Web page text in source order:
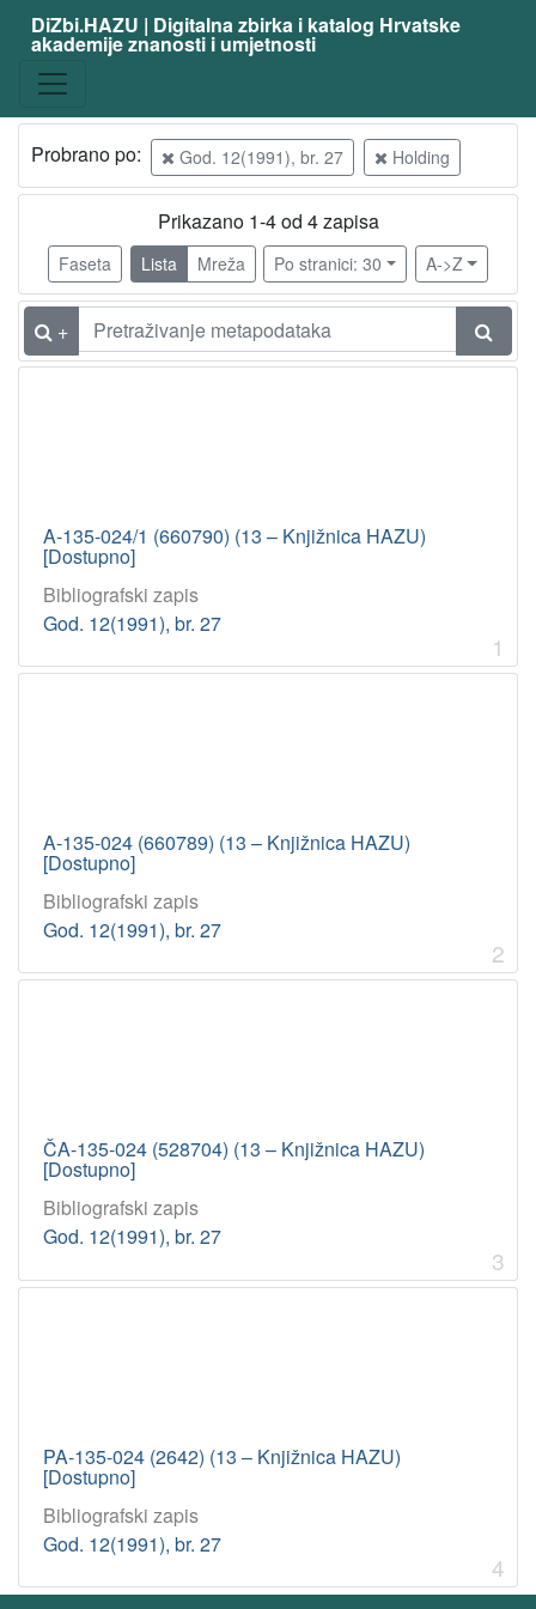
DiZbi.HAZU | Digitalna zbirka i katalog Hrvatske
akademije znanosti i umjetnosti
Probrano po: God. 12(1991), br. 27 Holding
Prikazano 1-4 od 4 zapisa
Faseta Lista Mreža Po stranici: 30 A->Z
+
A-135-024/1 (660790) (13 – Knjižnica HAZU)
[Dostupno]
Bibliografski zapis
God. 12(1991), br. 27
1
A-135-024 (660789) (13 – Knjižnica HAZU)
[Dostupno]
Bibliografski zapis
God. 12(1991), br. 27
2
ČA-135-024 (528704) (13 – Knjižnica HAZU)
[Dostupno]
Bibliografski zapis
God. 12(1991), br. 27
3
PA-135-024 (2642) (13 – Knjižnica HAZU)
[Dostupno]
Bibliografski zapis
God. 12(1991), br. 27
4